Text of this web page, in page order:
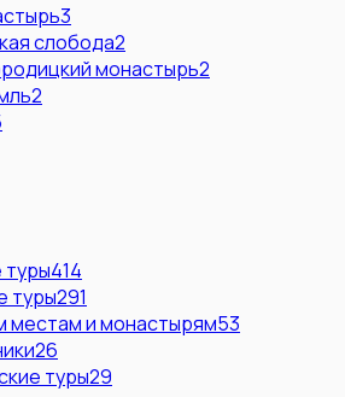
3
слобода2
монастырь2
2
414
туры291
местам и монастырям53
26
туры29